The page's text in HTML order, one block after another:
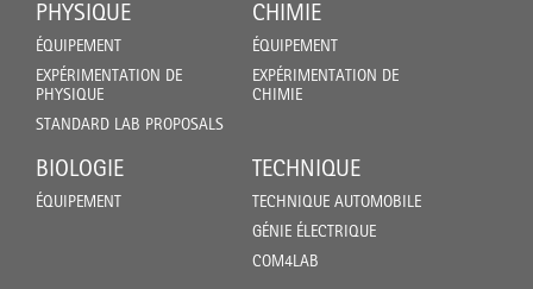
PHYSIQUE
ÉQUIPEMENT
EXPÉRIMENTATION DE
PHYSIQUE
STANDARD LAB PROPOSALS
CHIMIE
ÉQUIPEMENT
EXPÉRIMENTATION DE
CHIMIE
BIOLOGIE
ÉQUIPEMENT
TECHNIQUE
TECHNIQUE AUTOMOBILE
GÉNIE ÉLECTRIQUE
COM4LAB